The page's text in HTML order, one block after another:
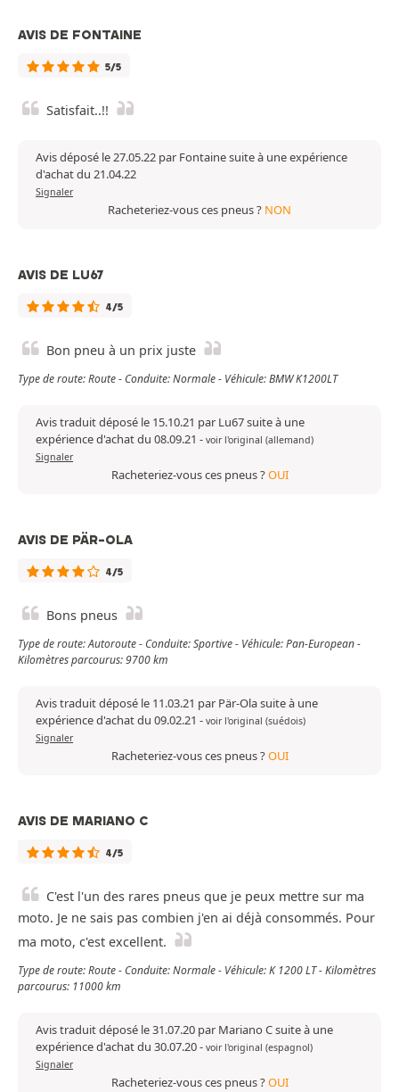
AVIS DE FONTAINE
5/5
Satisfait..!!
Avis déposé le 27.05.22 par Fontaine suite à une expérience
d'achat du 21.04.22
Signaler
Racheteriez-vous ces pneus ? NON
AVIS DE LU67
4/5
Bon pneu à un prix juste
Type de route: Route - Conduite: Normale - Véhicule: BMW K1200LT
Avis traduit déposé le 15.10.21 par Lu67 suite à une
expérience d'achat du 08.09.21 - voir l'original (allemand)
Signaler
Racheteriez-vous ces pneus ?OUI
AVIS DE PÄR-OLA
4/5
Bons pneus
Type de route: Autoroute - Conduite: Sportive - Véhicule: Pan-European -
Kilomètres parcourus: 9700 km
Avis traduit déposé le 11.03.21 par Pär-Ola suite à une
expérience d'achat du 09.02.21 - voir l'original (suédois)
Signaler
Racheteriez-vous ces pneus ?OUI
AVIS DE MARIANO C
4/5
C'est l'un des rares pneus que je peux mettre sur ma
moto. Je ne sais pas combien j'en ai déjà consommés. Pour
ma moto, c'est excellent.
Type de route: Route - Conduite: Normale - Véhicule: K 1200 LT - Kilomètres
parcourus: 11000 km
Avis traduit déposé le 31.07.20 par Mariano C suite à une
expérience d'achat du 30.07.20- voir l'original (espagnol)
Signaler
Racheteriez-vous ces pneus ?OUI